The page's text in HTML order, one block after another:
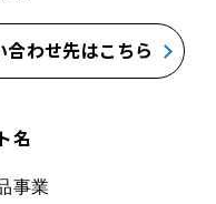
合わせ先はこちら
名
事業